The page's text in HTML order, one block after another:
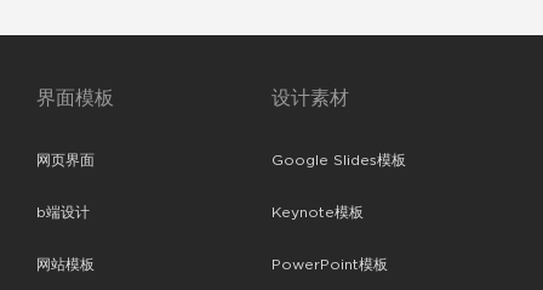
界面模板
网页界面
b端设计
网站模板
设计素材
Google Slides模板
Keynote模板
PowerPoint模板